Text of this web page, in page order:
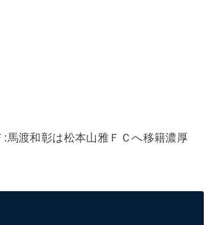
:馬渡和彰は松本山雅ＦＣへ移籍濃厚